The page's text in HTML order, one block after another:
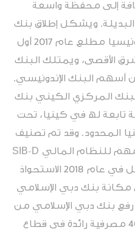
إلى محفظة واسعة
ویشكل إطلاق بنك
بانین دبي الشریعة في إندونیسیا مطلع عام 2017 أول
الأقصى، ویمتلك البنك
عن لتأسیس %25 من أسھم البنك الإندونیسي.
،2017 منح البنك المركزي الكیني بنك
تابعة لھ في كینیا، تحت
المحدود. وقد تم تصنیف
البنك على أنھ بنك محلي مھم للنظام المالي SIB-D
في عام ،2017 كما استكمل في عام 2018 الاستحواذ
بنك دبي الإسلامي
كمؤسسة . وفي عام ،2021 رفع بنك دبي الإسلامي من
حد تملك الأجانب حتى %40 مصرفیة رائدة في قطاع